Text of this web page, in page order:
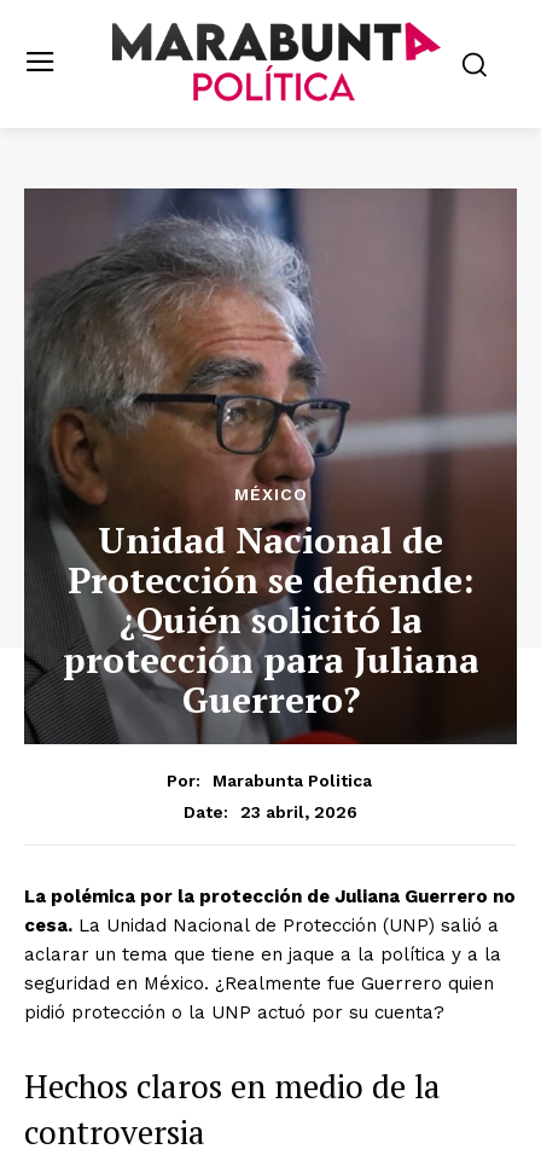
MÉXICO
Unidad Nacional de
Protección se defiende:
¿Quién solicitó la
protección para Juliana
Guerrero?
Por:
Marabunta Politica
Date:
23 abril, 2026
La polémica por la protección de Juliana Guerrero no
cesa. La Unidad Nacional de Protección (UNP) salió a
aclarar un tema que tiene en jaque a la política y a la
seguridad en México. ¿Realmente fue Guerrero quien
pidió protección o la UNP actuó por su cuenta?
Hechos claros en medio de la
controversia